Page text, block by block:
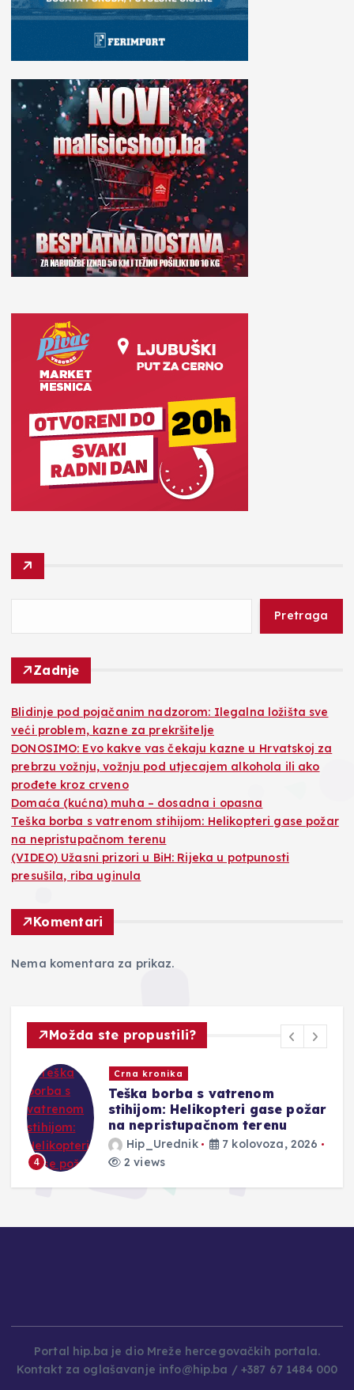
Pretraga
Zadnje
Blidinje pod pojačanim nadzorom: Ilegalna ložišta sve
veći problem, kazne za prekršitelje
DONOSIMO: Evo kakve vas čekaju kazne u Hrvatskoj za
prebrzu vožnju, vožnju pod utjecajem alkohola ili ako
prođete kroz crveno
Domaća (kućna) muha – dosadna i opasna
Teška borba s vatrenom stihijom: Helikopteri gase požar
na nepristupačnom terenu
(VIDEO) Užasni prizori u BiH: Rijeka u potpunosti
presušila, riba uginula
Komentari
Nema komentara za prikaz.
Možda ste propustili?
4
Crna kronika
Teška borba s vatrenom
stihijom: Helikopteri gase požar
na nepristupačnom terenu
Hip_Urednik
7 kolovoza, 2026
2 views
Portal hip.ba je dio Mreže hercegovačkih portala.
Kontakt za oglašavanje info@hip.ba / +387 67 1484 000